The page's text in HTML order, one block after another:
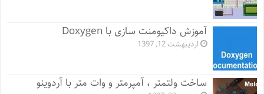
آموزش داکیومنت سازی با Doxygen
اردیبهشت 12, 1397
ساخت ولتمتر ، آمپرمتر و وات متر با آردوینو